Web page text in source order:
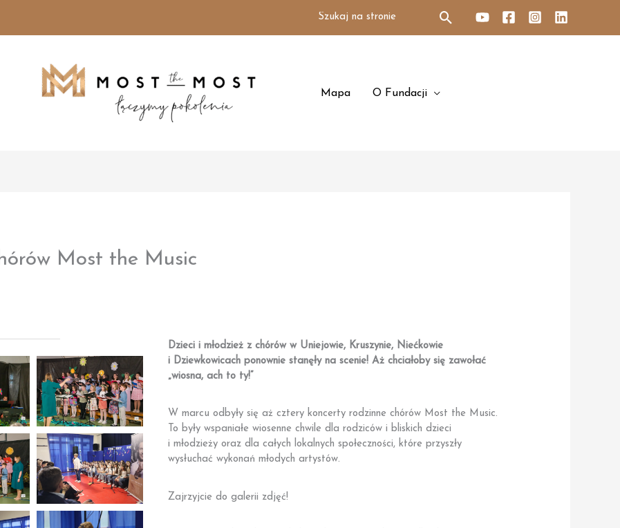
for:
Mapa O Fundacji
Most the Music
Dzieci i młodzież z chórów w Uniejowie, Kruszynie, Niećkowie
i Dziewkowicach ponownie stanęły na scenie! Aż chciałoby się zawołać
„wiosna, ach to ty!”
W marcu odbyły się aż cztery koncerty rodzinne chórów Most the Music.
To były wspaniałe wiosenne chwile dla rodziców i bliskich dzieci
i młodzieży oraz dla całych lokalnych społeczności, które przyszły
wysłuchać wykonań młodych artystów.
Zajrzyjcie do galerii zdjęć!